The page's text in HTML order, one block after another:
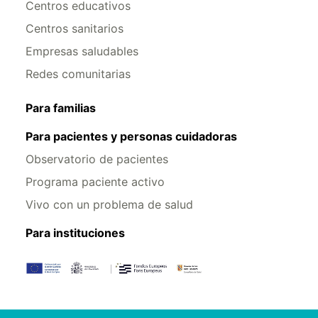
Centros educativos
Centros sanitarios
Empresas saludables
Redes comunitarias
Para familias
Para pacientes y personas cuidadoras
Observatorio de pacientes
Programa paciente activo
Vivo con un problema de salud
Para instituciones